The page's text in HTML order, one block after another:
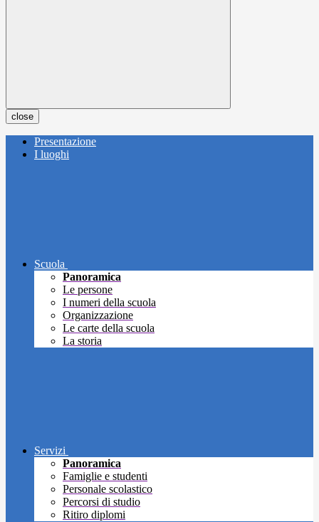
close
Presentazione
I luoghi
Scuola
Panoramica
Le persone
I numeri della scuola
Organizzazione
Le carte della scuola
La storia
Servizi
Panoramica
Famiglie e studenti
Personale scolastico
Percorsi di studio
Ritiro diplomi